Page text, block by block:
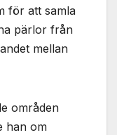
för att samla
pärlor från
mellan
områden
han om